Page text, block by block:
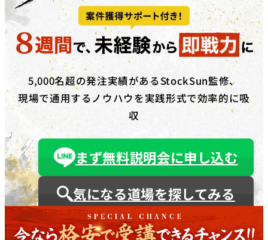
5,000名超の発注実績があるStockSun監修、
現場で通用するノウハウを実践形式で効率的に吸
収
まず無料説明会に申し込む
気になる道場を探してみる